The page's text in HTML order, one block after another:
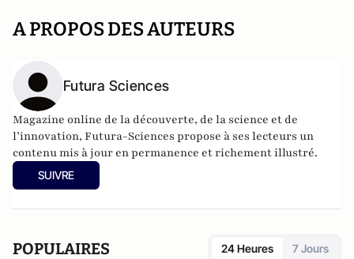
A PROPOS DES AUTEURS
Futura Sciences
Magazine online de la découverte, de la science et de
l’innovation, Futura-Sciences propose à ses lecteurs un
contenu mis à jour en permanence et richement illustré.
SUIVRE
POPULAIRES 24 Heures 7 Jours